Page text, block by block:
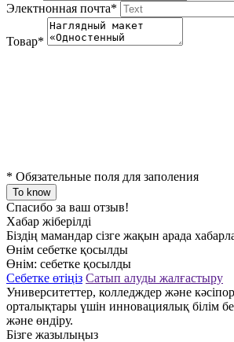
Электнонная почта*
Товар*
* Обязательные поля для заполения
To know
Спасибо за ваш отзыв!
Хабар жіберілді
Біздің мамандар сізге жақын арада
Өнім себетке қосылды
Өнім: себетке қосылды
Себетке өтіңіз Сатып алуды жалғастыру
Университеттер, колледждер және
орталықтары үшін инновациялық білім
және өндіру.
Бізге жазылыңыз